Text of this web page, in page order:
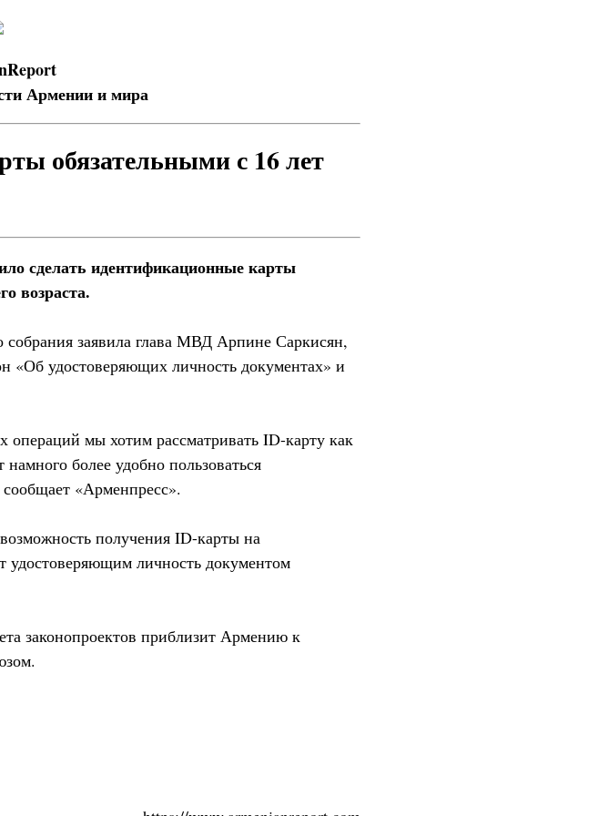
Армении и мира
обязательными с 16 лет
сделать идентификационные карты
возраста.
заявила глава МВД Арпине Саркисян,
«Об удостоверяющих личность документах» и
операций мы хотим рассматривать ID-карту как
более удобно пользоваться
«Арменпресс».
получения ID-карты на
удостоверяющим личность документом
законопроектов приблизит Армению к